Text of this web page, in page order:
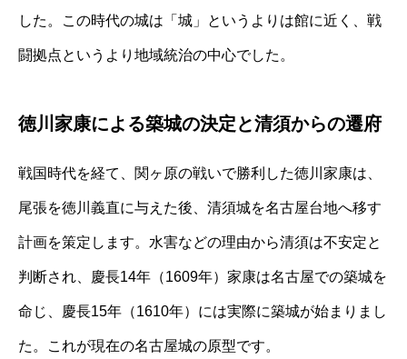
した。この時代の城は「城」というよりは館に近く、戦
闘拠点というより地域統治の中心でした。
徳川家康による築城の決定と清須からの遷府
戦国時代を経て、関ヶ原の戦いで勝利した徳川家康は、
尾張を徳川義直に与えた後、清須城を名古屋台地へ移す
計画を策定します。水害などの理由から清須は不安定と
判断され、慶長14年（1609年）家康は名古屋での築城を
命じ、慶長15年（1610年）には実際に築城が始まりまし
た。これが現在の名古屋城の原型です。